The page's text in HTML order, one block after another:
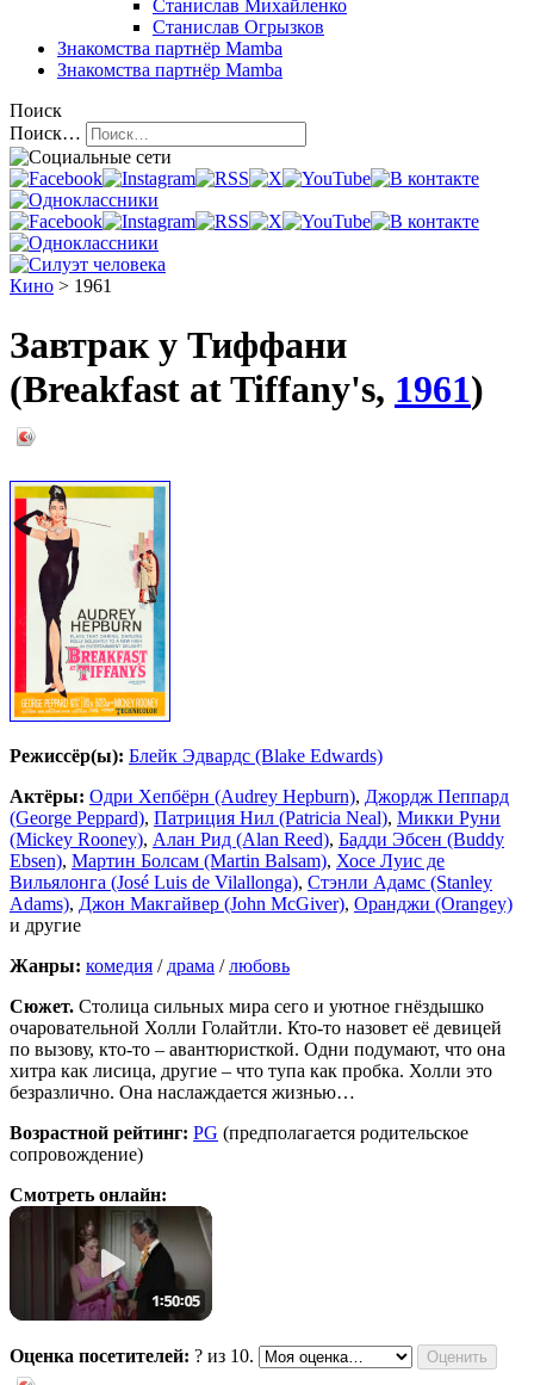
Станислав Михайленко
Станислав Огрызков
Знакомства партнёр Mamba
Знакомства партнёр Mamba
Поиск
Поиск…
Кино > 1961
Завтрак у Тиффани
(Breakfast at Tiffany's, 1961)
Режиссёр(ы): Блейк Эдвардс (Blake Edwards)
Актёры: Одри Хепбёрн (Audrey Hepburn), Джордж Пеппард
(George Peppard), Патриция Нил (Patricia Neal), Микки Руни
(Mickey Rooney), Алан Рид (Alan Reed), Бадди Эбсен (Buddy
Ebsen), Мартин Болсам (Martin Balsam), Хосе Луис де
Вильялонга (José Luis de Vilallonga), Стэнли Адамс (Stanley
Adams), Джон Макгайвер (John McGiver), Оранджи (Orangey)
и другие
Жанры: комедия / драма /любовь
Сюжет. Столица сильных мира сего и уютное гнёздышко
очаровательной Холли Голайтли. Кто-то назовет её девицей
по вызову, кто-то – авантюристкой. Одни подумают, что она
хитра как лисица, другие – что тупа как пробка. Холли это
безразлично. Она наслаждается жизнью…
Возрастной рейтинг: PG (предполагается родительское
сопровождение)
Смотреть онлайн:
Оценка посетителей: ? из 10.